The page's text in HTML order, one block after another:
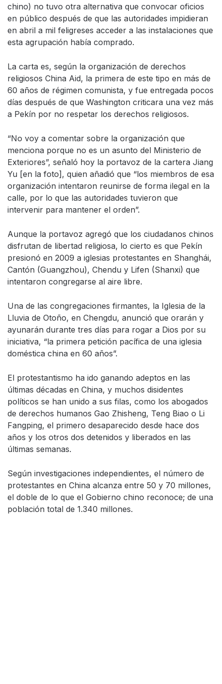
chino) no tuvo otra alternativa que convocar oficios
en público después de que las autoridades impidieran
en abril a mil feligreses acceder a las instalaciones que
esta agrupación había comprado.
La carta es, según la organización de derechos
religiosos China Aid, la primera de este tipo en más de
60 años de régimen comunista, y fue entregada pocos
días después de que Washington criticara una vez más
a Pekín por no respetar los derechos religiosos.
“No voy a comentar sobre la organización que
menciona porque no es un asunto del Ministerio de
Exteriores”, señaló hoy la portavoz de la cartera Jiang
Yu [en la foto], quien añadió que “los miembros de esa
organización intentaron reunirse de forma ilegal en la
calle, por lo que las autoridades tuvieron que
intervenir para mantener el orden”.
Aunque la portavoz agregó que los ciudadanos chinos
disfrutan de libertad religiosa, lo cierto es que Pekín
presionó en 2009 a iglesias protestantes en Shanghái,
Cantón (Guangzhou), Chendu y Lifen (Shanxi) que
intentaron congregarse al aire libre.
Una de las congregaciones firmantes, la Iglesia de la
Lluvia de Otoño, en Chengdu, anunció que orarán y
ayunarán durante tres días para rogar a Dios por su
iniciativa, “la primera petición pacífica de una iglesia
doméstica china en 60 años”.
El protestantismo ha ido ganando adeptos en las
últimas décadas en China, y muchos disidentes
políticos se han unido a sus filas, como los abogados
de derechos humanos Gao Zhisheng, Teng Biao o Li
Fangping, el primero desaparecido desde hace dos
años y los otros dos detenidos y liberados en las
últimas semanas.
Según investigaciones independientes, el número de
protestantes en China alcanza entre 50 y 70 millones,
el doble de lo que el Gobierno chino reconoce; de una
población total de 1.340 millones.